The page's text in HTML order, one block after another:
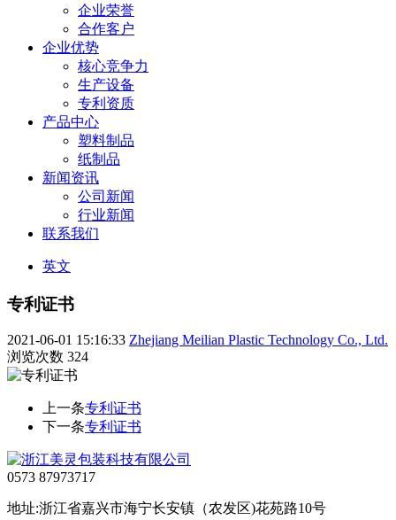
企业荣誉
合作客户
企业优势
核心竞争力
生产设备
专利资质
产品中心
塑料制品
纸制品
新闻资讯
公司新闻
行业新闻
联系我们
英文
专利证书
2021-06-01 15:16:33 Zhejiang Meilian Plastic Technology Co., Ltd.
浏览次数 324
上一条专利证书
下一条专利证书
0573 87973717
地址:浙江省嘉兴市海宁长安镇（农发区)花苑路10号